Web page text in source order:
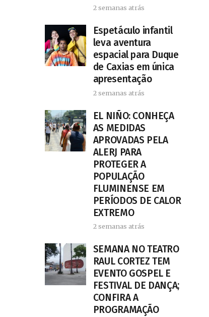
2 semanas atrás
​Espetáculo infantil
leva aventura
espacial para Duque
de Caxias em única
apresentação
2 semanas atrás
EL NIÑO: CONHEÇA
AS MEDIDAS
APROVADAS PELA
ALERJ PARA
PROTEGER A
POPULAÇÃO
FLUMINENSE EM
PERÍODOS DE CALOR
EXTREMO
2 semanas atrás
SEMANA NO TEATRO
RAUL CORTEZ TEM
EVENTO GOSPEL E
FESTIVAL DE DANÇA;
CONFIRA A
PROGRAMAÇÃO